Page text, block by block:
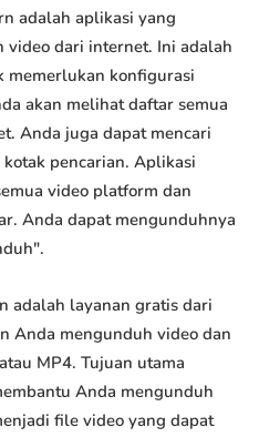
adalah aplikasi yang
video dari internet. Ini adalah
memerlukan konfigurasi
akan melihat daftar semua
Anda juga dapat mencari
pencarian. Aplikasi
video platform dan
Anda dapat mengunduhnya
adalah layanan gratis dari
Anda mengunduh video dan
MP4. Tujuan utama
Anda mengunduh
file video yang dapat